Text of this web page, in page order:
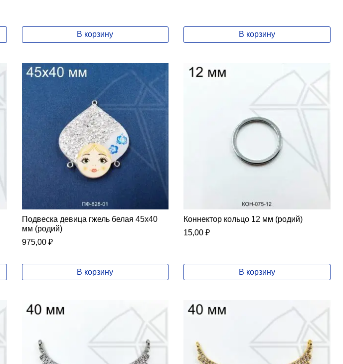
В корзину В корзину
Подвеска девица гжель белая 45х40
мм (родий)
975,00 ₽
В корзину
Коннектор кольцо 12 мм (родий)
15,00₽
В корзину